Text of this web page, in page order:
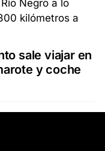
sale viajar en
y coche